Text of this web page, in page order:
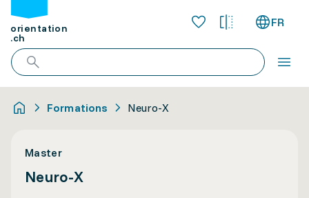
orientation
.ch
FR
Formations Neuro-X
Master
Neuro-X